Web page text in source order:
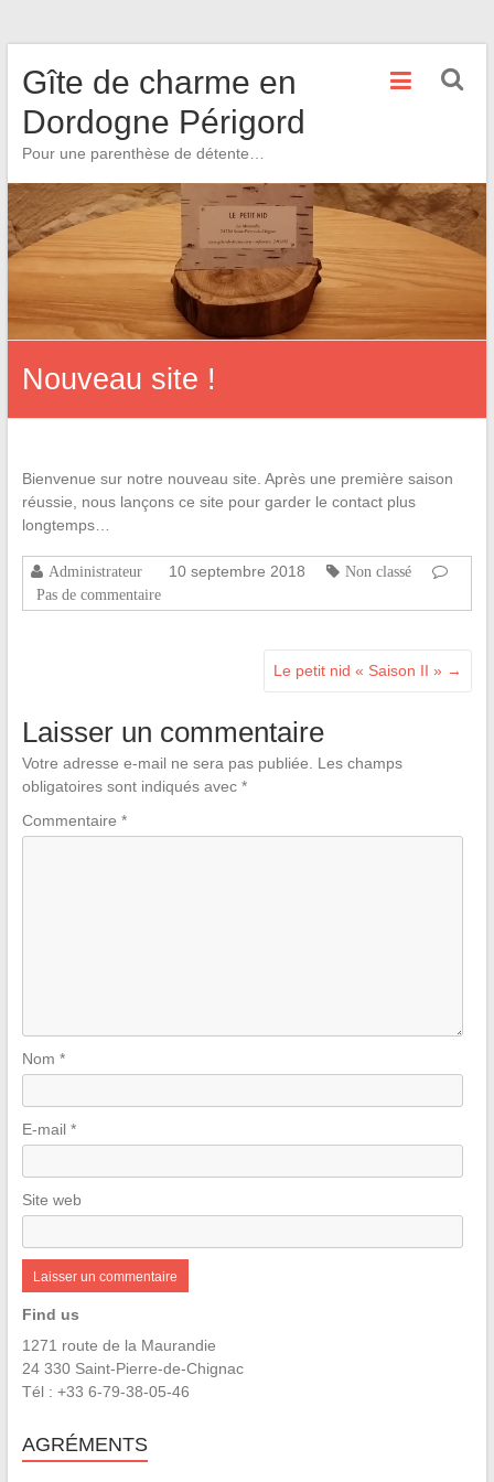
Gîte de charme en
Dordogne Périgord
Pour une parenthèse de détente…
Nouveau site !
Bienvenue sur notre nouveau site. Après une première saison
réussie, nous lançons ce site pour garder le contact plus
longtemps…
Administrateur 10 septembre 2018
Non classé
Pas de commentaire
Le petit nid « Saison II » →
Laisser un commentaire
Votre adresse e-mail ne sera pas publiée.
Les champs
obligatoires sont indiqués avec *
Commentaire *
Nom *
E-mail *
Site web
Find us
1271 route de la Maurandie
24 330 Saint-Pierre-de-Chignac
Tél : +33 6-79-38-05-46
AGRÉMENTS